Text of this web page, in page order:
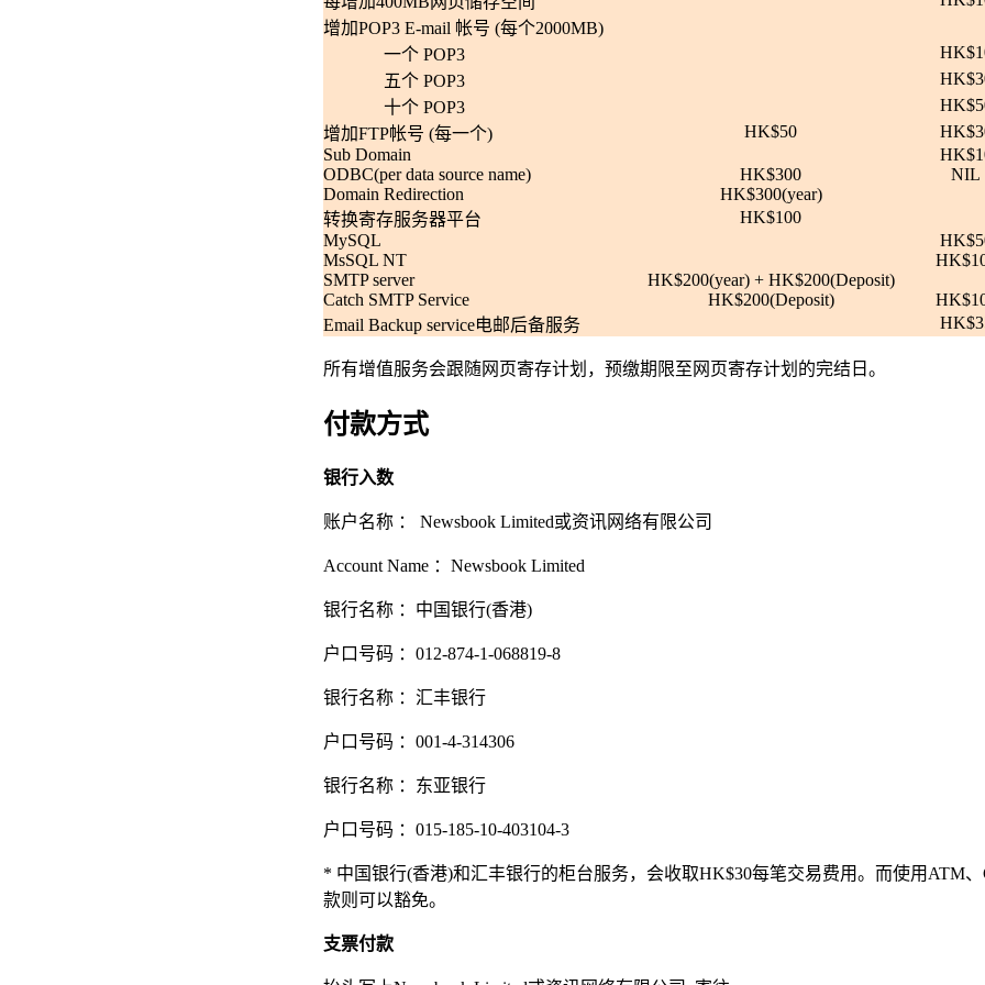
增加POP3 E-mail 帐号 (每个2000MB)
一个 POP3
五个 POP3
十个 POP3
增加FTP帐号 (每一个)
HK$50
Sub Domain
ODBC(per data source name)
HK$300
NIL
Domain Redirection
HK$300(year)
转换寄存服务器平台
HK$100
MySQL
MsSQL NT
SMTP server
HK$200(year) + HK$200(Deposit)
Catch SMTP Service
HK$200(Deposit)
Email Backup service电邮后备服务
所有增值服务会跟随网页寄存计划，预缴期限至网页寄存计划的完结日。
付款方式
银行入数
账户名称 ： Newsbook Limited或资讯网络有限公司
Account Name ：Newsbook Limited
银行名称 ：中国银行(香港)
户口号码 ：012-874-1-068819-8
银行名称 ：汇丰银行
户口号码 ：001-4-314306
银行名称 ：东亚银行
户口号码 ：015-185-10-403104-3
* 中国银行(香港)和汇丰银行的柜台服务，会收取HK$30每笔交易费用。而使用ATM
款则可以豁免。
支票付款